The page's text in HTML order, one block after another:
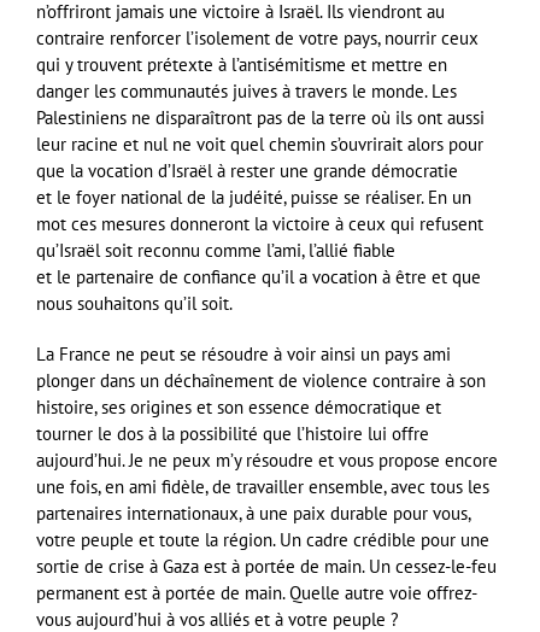
n’offriront jamais une victoire à Israël. Ils viendront au
contraire renforcer l’isolement de votre pays, nourrir ceux
qui y trouvent prétexte à l’antisémitisme et mettre en
danger les communautés juives à travers le monde. Les
Palestiniens ne disparaîtront pas de la terre où ils ont aussi
leur racine et nul ne voit quel chemin s’ouvrirait alors pour
que la vocation d’Israël à rester une grande démocratie
et le foyer national de la judéité, puisse se réaliser. En un
mot ces mesures donneront la victoire à ceux qui refusent
qu’Israël soit reconnu comme l’ami, l’allié fiable
et le partenaire de confiance qu’il a vocation à être et que
nous souhaitons qu’il soit.
La France ne peut se résoudre à voir ainsi un pays ami
plonger dans un déchaînement de violence contraire à son
histoire, ses origines et son essence démocratique et
tourner le dos à la possibilité que l’histoire lui offre
aujourd’hui. Je ne peux m’y résoudre et vous propose encore
une fois, en ami fidèle, de travailler ensemble, avec tous les
partenaires internationaux, à une paix durable pour vous,
votre peuple et toute la région. Un cadre crédible pour une
sortie de crise à Gaza est à portée de main. Un cessez-le-feu
permanent est à portée de main. Quelle autre voie offrez-
vous aujourd’hui à vos alliés et à votre peuple ?